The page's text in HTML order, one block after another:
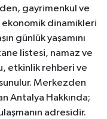
gayrimenkul ve
dinamikleri
günlük yaşamını
listesi, namaz ve
etkinlik rehberi ve
Merkezden
Antalya Hakkında;
adresidir.